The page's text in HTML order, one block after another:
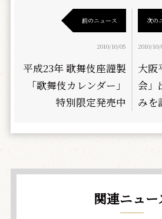
前のニュース
2010/10/05
平成23年 歌舞伎座謹製
「歌舞伎カレンダー」
特別限定発売中
次の
2010/10/
大阪
会」
みを
関連ニュー